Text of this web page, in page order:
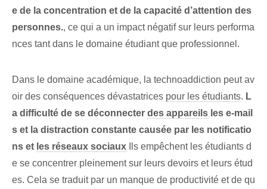
e de la concentration et de la capacité d’attention des
personnes., ce qui a un impact négatif sur leurs performa
nces tant dans le domaine étudiant que professionnel.
Dans le domaine académique, la technoaddiction peut av
oir des conséquences dévastatrices pour les étudiants. L
a difficulté de se déconnecter des appareils les e-mail
s et la distraction constante causée par les notificatio
ns et les réseaux sociaux Ils empêchent les étudiants d
e se concentrer pleinement sur leurs devoirs et leurs étud
es. Cela se traduit par ⁣un manque de productivité et de qu